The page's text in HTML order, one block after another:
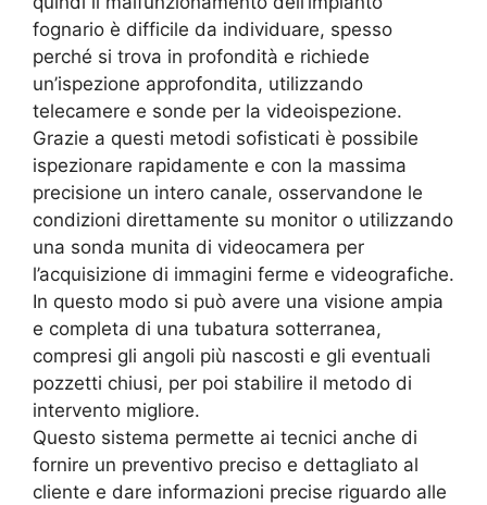
fognario è difficile da individuare, spesso
perché si trova in profondità e richiede
un’ispezione approfondita, utilizzando
telecamere e sonde per la videoispezione.
Grazie a questi metodi sofisticati è possibile
ispezionare rapidamente e con la massima
precisione un intero canale, osservandone le
condizioni direttamente su monitor o utilizzando
una sonda munita di videocamera per
l’acquisizione di immagini ferme e videografiche.
In questo modo si può avere una visione ampia
e completa di una tubatura sotterranea,
compresi gli angoli più nascosti e gli eventuali
pozzetti chiusi, per poi stabilire il metodo di
intervento migliore.
Questo sistema permette ai tecnici anche di
fornire un preventivo preciso e dettagliato al
cliente e dare informazioni precise riguardo alle